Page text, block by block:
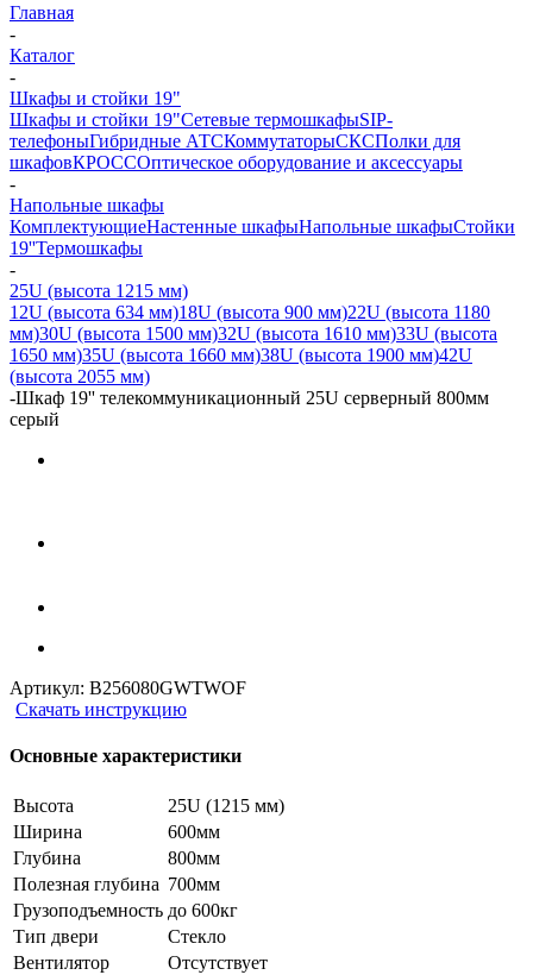
Главная
-
Каталог
-
Шкафы и стойки 19"
Шкафы и стойки 19"Сетевые термошкафыSIP-
телефоныГибридные АТСКоммутаторыСКСПолки для
шкафовКРОССОптическое оборудование и аксессуары
-
Напольные шкафы
КомплектующиеНастенные шкафыНапольные шкафыСтойки
19''Термошкафы
-
25U (высота 1215 мм)
12U (высота 634 мм)18U (высота 900 мм)22U (высота 1180
мм)30U (высота 1500 мм)32U (высота 1610 мм)33U (высота
1650 мм)35U (высота 1660 мм)38U (высота 1900 мм)42U
(высота 2055 мм)
-Шкаф 19'' телекоммуникационный 25U серверный 800мм
серый
Артикул: B256080GWTWOF
Скачать инструкцию
Основные характеристики
Высота
25U (1215 мм)
Ширина
600мм
Глубина
800мм
Полезная глубина 700мм
Грузоподъемность до 600кг
Тип двери
Стекло
Вентилятор
Отсутствует